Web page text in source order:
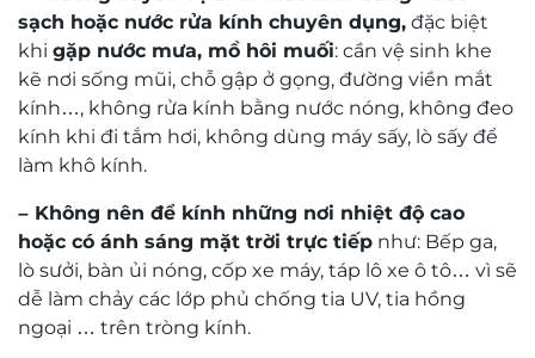
Tròng kính Ecolite HMC Xtra Blue Shield
Chương trình thu mua tròng cũ
với giá 300K
Đội ngũ kỹ thuật viên